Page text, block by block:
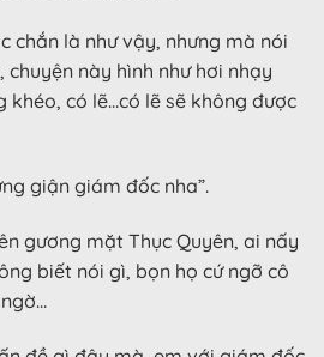
chắn là như vậy, nhưng mà nói
này hình như hơi nhạy
khéo, có lẽ…có lẽ sẽ không được
giận giám đốc nha”.
gương mặt Thục Quyên, ai nấy
biết nói gì, bọn họ cứ ngỡ cô